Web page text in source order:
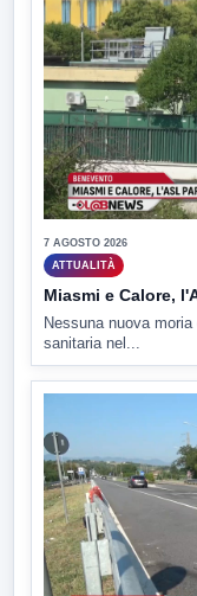
7 AGOSTO 2026
ATTUALITÀ
Miasmi e Calore,
Nessuna nuova
sanitaria nel...